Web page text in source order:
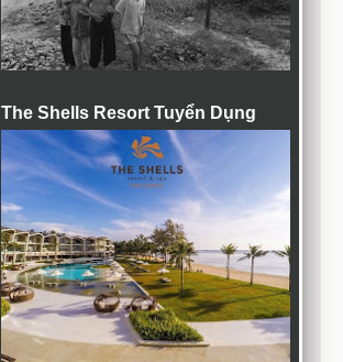
The Shells Resort Tuyển Dụng